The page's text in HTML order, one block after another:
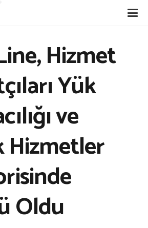
Hizmet
Yük
ve
Hizmetler
Oldu